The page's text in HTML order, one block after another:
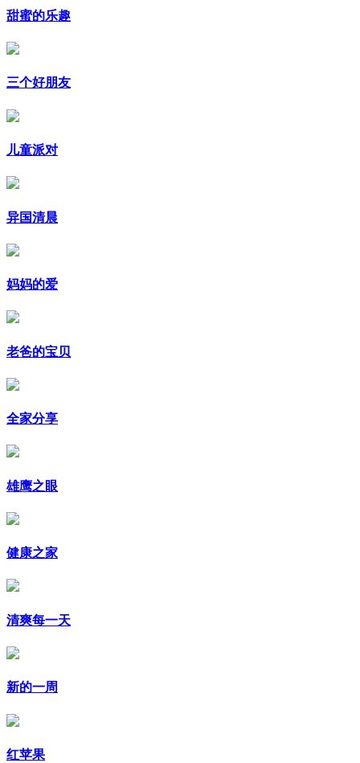
甜蜜的乐趣
三个好朋友
儿童派对
异国清晨
妈妈的爱
老爸的宝贝
全家分享
雄鹰之眼
健康之家
清爽每一天
新的一周
红苹果